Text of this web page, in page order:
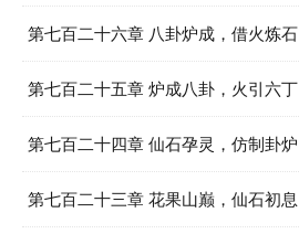
第七百二十六章 八卦炉成，借火炼石
第七百二十五章 炉成八卦，火引六丁
第七百二十四章 仙石孕灵，仿制卦炉
第七百二十三章 花果山巅，仙石初息